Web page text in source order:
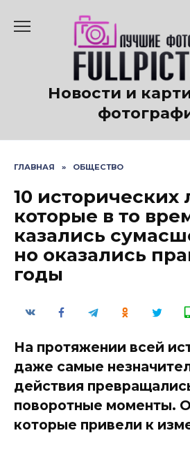
содержанию
Новости и
ГЛАВНАЯ » ОБЩЕСТВО
10 исторических
которые в то
казались
но оказались
годы
На протяжении всей
даже самые
действия
поворотные моменты.
которые привели к